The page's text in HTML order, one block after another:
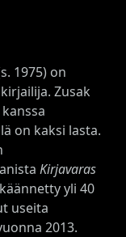
1975) on
Zusak
on kaksi lasta.
Kirjavaras
yli 40
useita
2013.